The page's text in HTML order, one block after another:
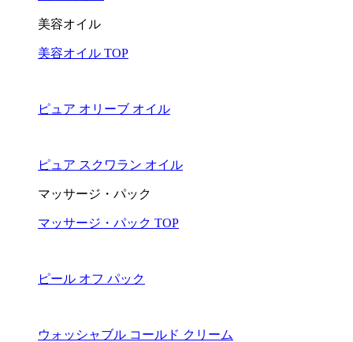
美容オイル
美容オイル TOP
ピュア オリーブ オイル
ピュア スクワラン オイル
マッサージ・パック
マッサージ・パック TOP
ピール オフ パック
ウォッシャブル コールド クリーム